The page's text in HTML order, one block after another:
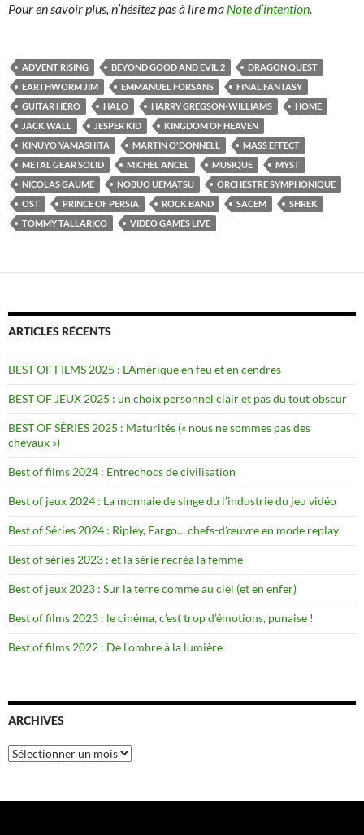
Pour en savoir plus, n’hésitez pas à lire ma Note d’intention.
ADVENT RISING BEYOND GOOD AND EVIL 2
DRAGON QUEST
EARTHWORM JIM
EMMANUEL FORSANS
FINAL FANTASY
GUITAR HERO
HALO HARRY GREGSON-WILLIAMS
HOME
JACK WALL
JESPER KID
KINGDOM OF HEAVEN
KINUYO YAMASHITA
MARTIN O'DONNELL
MASS EFFECT
METAL GEAR SOLID
MICHEL ANCEL MUSIQUE
MYST
NICOLAS GAUME
NOBUO UEMATSU
ORCHESTRE SYMPHONIQUE
OST
PRINCE OF PERSIA ROCK BAND SACEM
SHREK
TOMMY TALLARICO
VIDEO GAMES LIVE
ARTICLES RÉCENTS
BEST OF FILMS 2025 : L’Amérique en feu et en cendres
BEST OF JEUX 2025 : un choix personnel clair et pas du tout obscur
BEST OF SÉRIES 2025 : Maturités (« nous ne sommes pas des
chevaux »)
Best of films 2024 : Entrechocs de civilisation
Best of jeux 2024 : La monnaie de singe du l’industrie du jeu vidéo
Best of Séries 2024 : Ripley, Fargo… chefs-d’œuvre en mode replay
Best of séries 2023 : et la série recréa la femme
Best of jeux 2023 : Sur la terre comme au ciel (et en enfer)
Best of films 2023 : le cinéma, c’est trop d’émotions, punaise !
Best of films 2022 : De l’ombre à la lumière
ARCHIVES
Archives